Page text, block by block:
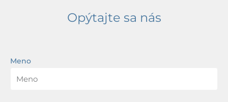
Opýtajte sa nás
Meno